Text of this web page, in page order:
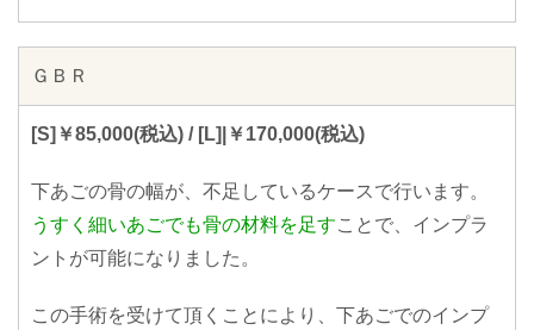
ＧＢＲ
[S]￥85,000(税込) / [L]|￥170,000(税込)
下あごの骨の幅が、不足しているケースで行います。
うすく細いあごでも骨の材料を足すことで、インプラ
ントが可能になりました。
この手術を受けて頂くことにより、下あごでのインプ